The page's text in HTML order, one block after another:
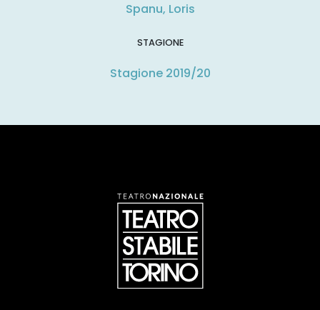
Spanu, Loris
STAGIONE
Stagione 2019/20